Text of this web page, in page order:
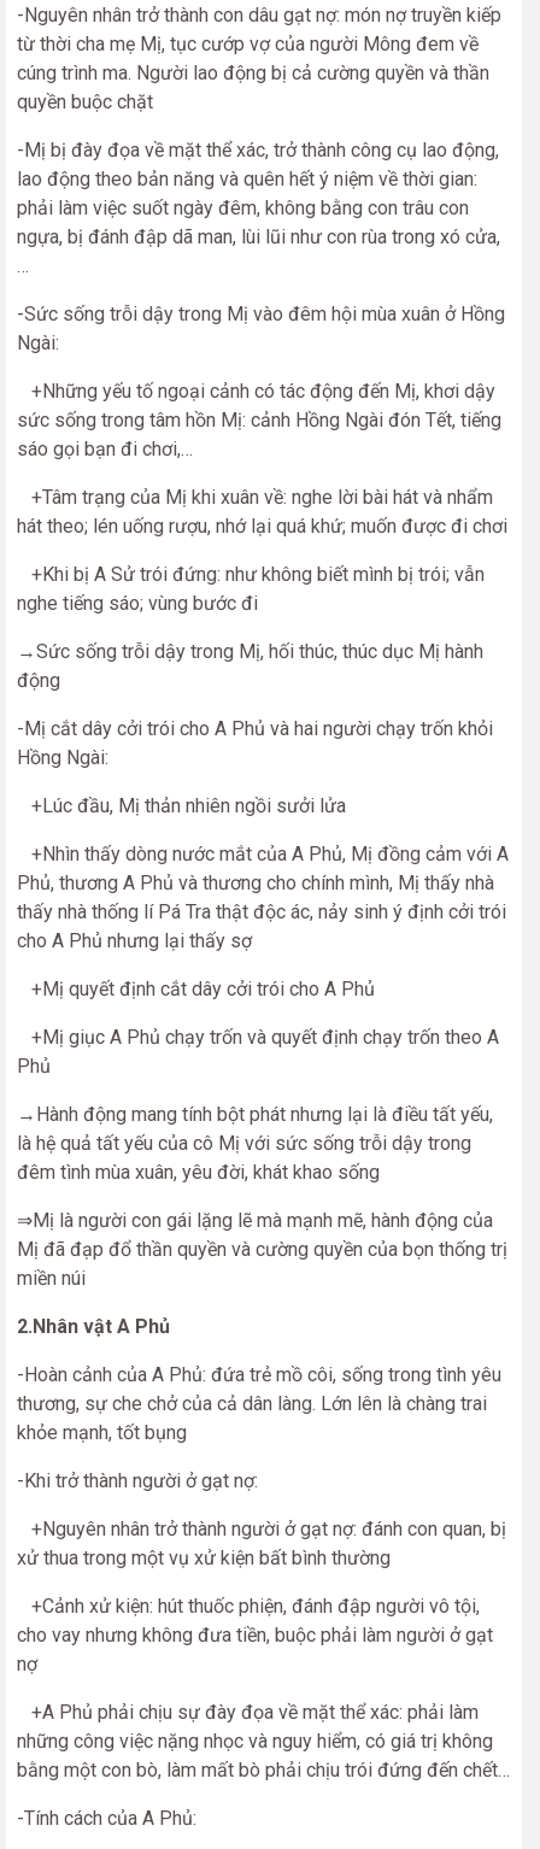
-Nguyên nhân trở thành con dâu gạt nợ: món nợ truyền kiếp
từ thời cha mẹ Mị, tục cướp vợ của người Mông đem về
cúng trình ma. Người lao động bị cả cường quyền và thần
quyền buộc chặt
-Mị bị đày đọa về mặt thể xác, trở thành công cụ lao động,
lao động theo bản năng và quên hết ý niệm về thời gian:
phải làm việc suốt ngày đêm, không bằng con trâu con
ngựa, bị đánh đập dã man, lùi lũi như con rùa trong xó cửa,
…
-Sức sống trỗi dậy trong Mị vào đêm hội mùa xuân ở Hồng
Ngài:
+Những yếu tố ngoại cảnh có tác động đến Mị, khơi dậy
sức sống trong tâm hồn Mị: cảnh Hồng Ngài đón Tết, tiếng
sáo gọi bạn đi chơi,…
+Tâm trạng của Mị khi xuân về: nghe lời bài hát và nhẩm
hát theo; lén uống rượu, nhớ lại quá khứ; muốn được đi chơi
+Khi bị A Sử trói đứng: như không biết mình bị trói; vẫn
nghe tiếng sáo; vùng bước đi
→Sức sống trỗi dậy trong Mị, hối thúc, thúc dục Mị hành
động
-Mị cắt dây cởi trói cho A Phủ và hai người chạy trốn khỏi
Hồng Ngài:
+Lúc đầu, Mị thản nhiên ngồi sưởi lửa
+Nhìn thấy dòng nước mắt của A Phủ, Mị đồng cảm với A
Phủ, thương A Phủ và thương cho chính mình, Mị thấy nhà
thấy nhà thống lí Pá Tra thật độc ác, nảy sinh ý định cởi trói
cho A Phủ nhưng lại thấy sợ
+Mị quyết định cắt dây cởi trói cho A Phủ
+Mị giục A Phủ chạy trốn và quyết định chạy trốn theo A
Phủ
→Hành động mang tính bột phát nhưng lại là điều tất yếu,
là hệ quả tất yếu của cô Mị với sức sống trỗi dậy trong
đêm tình mùa xuân, yêu đời, khát khao sống
⇒Mị là người con gái lặng lẽ mà mạnh mẽ, hành động của
Mị đã đạp đổ thần quyền và cường quyền của bọn thống trị
miền núi
2.Nhân vật A Phủ
-Hoàn cảnh của A Phủ: đứa trẻ mồ côi, sống trong tình yêu
thương, sự che chở của cả dân làng. Lớn lên là chàng trai
khỏe mạnh, tốt bụng
-Khi trở thành người ở gạt nợ:
+Nguyên nhân trở thành người ở gạt nợ: đánh con quan, bị
xử thua trong một vụ xử kiện bất bình thường
+Cảnh xử kiện: hút thuốc phiện, đánh đập người vô tội,
cho vay nhưng không đưa tiền, buộc phải làm người ở gạt
nợ
+A Phủ phải chịu sự đày đọa về mặt thể xác: phải làm
những công việc nặng nhọc và nguy hiểm, có giá trị không
bằng một con bò, làm mất bò phải chịu trói đứng đến chết…
-Tính cách của A Phủ: